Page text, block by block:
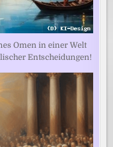
Omen in einer Welt
Entscheidungen!